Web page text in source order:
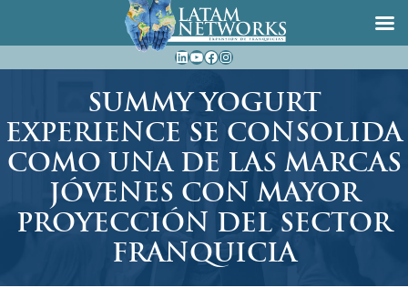
al
LinkedIn
YouTube
Facebook
Instagram
SUMMY YOGURT
EXPERIENCE SE CONSOLIDA
COMO UNA DE LAS MARCAS
JÓVENES CON MAYOR
PROYECCIÓN DEL SECTOR
FRANQUICIA